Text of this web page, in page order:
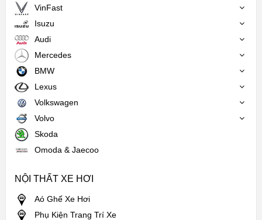
VinFast
Isuzu
Audi
Mercedes
BMW
Lexus
Volkswagen
Volvo
Skoda
Omoda & Jaecoo
NỘI THẤT XE HƠI
Aó Ghế Xe Hơi
Phụ Kiện Trang Trí Xe